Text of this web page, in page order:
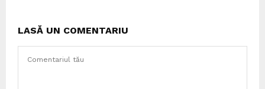
LASĂ UN COMENTARIU